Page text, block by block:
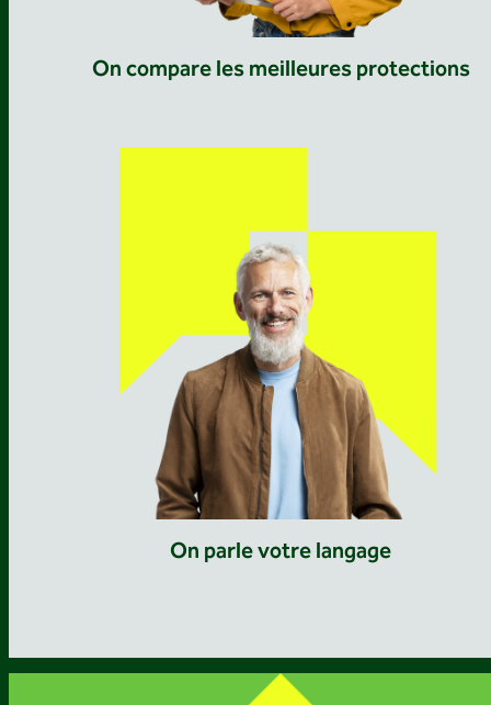
On compare les meilleures protections
On parle votre langage